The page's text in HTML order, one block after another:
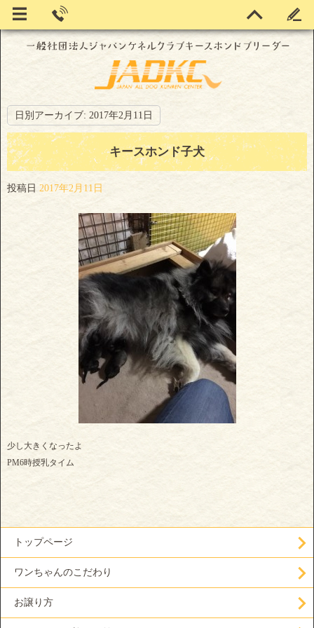
日別アーカイブ: 2017年2月11日
キースホンド子犬
投稿日 2017年2月11日
少し大きくなったよ
PM6時授乳タイム
トップページ
ワンちゃんのこだわり
お譲り方